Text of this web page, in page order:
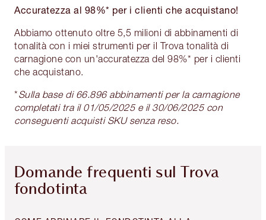
Accuratezza al 98%* per i clienti che acquistano!
Abbiamo ottenuto oltre 5,5 milioni di abbinamenti di
tonalità con i miei strumenti per il Trova tonalità di
carnagione con un'accuratezza del 98%* per i clienti
che acquistano.
*Sulla base di 66.896 abbinamenti per la carnagione
completati tra il 01/05/2025 e il 30/06/2025 con
conseguenti acquisti SKU senza reso.
Domande frequenti sul Trova
fondotinta